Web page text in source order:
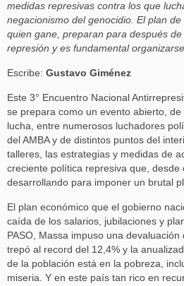
medidas represivas contra los que
negacionismo del genocidio. El plan
quien gane, preparan para después
represión y es fundamental
Escribe: Gustavo Giménez
Este 3° Encuentro Nacional
se prepara como un evento abierto,
lucha, entre numerosos luchadores
del AMBA y de distintos puntos del
talleres, las estrategias y medidas de
creciente política represiva que,
desarrollando para imponer un brutal
El plan económico que el gobierno
caída de los salarios, jubilaciones y
PASO, Massa impuso una
trepó al record del 12,4% y la
de la población está en la pobreza,
miseria. Y en este país tan rico en